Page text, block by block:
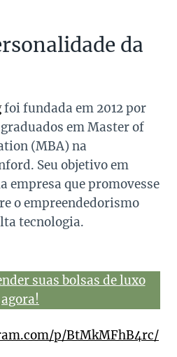
da
foi fundada em 2012 por
em Master of
(MBA) na
. Seu objetivo em
empresa que promovesse
o empreendedorismo
tecnologia.
suas bolsas de luxo
agora!
p/BtMkMFhB4rc/